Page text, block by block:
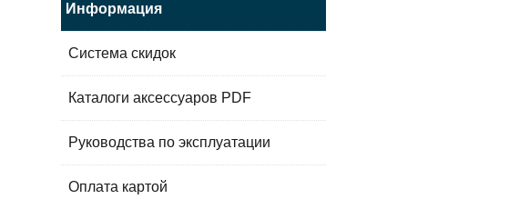
Информация
Система скидок
Каталоги аксессуаров PDF
Руководства по эксплуатации
Оплата картой